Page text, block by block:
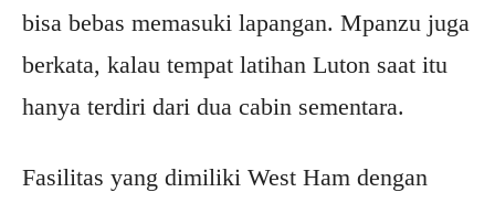
bisa bebas memasuki lapangan. Mpanzu juga
berkata, kalau tempat latihan Luton saat itu
hanya terdiri dari dua cabin sementara.
Fasilitas yang dimiliki West Ham dengan